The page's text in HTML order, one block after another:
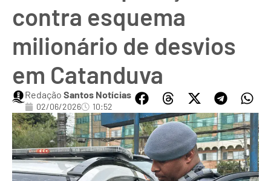
contra esquema
milionário de desvios
em Catanduva
Redação Santos Notícias
02/06/2026 10:52